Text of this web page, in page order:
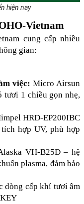
hiện nay
Vietnam
cung cấp nhiều
gian:
việc: Micro Airsun
tươi 1 chiều gọn nhẹ,
HRD-EP200IBC
hợp UV, phù hợp
VH-B25D – hệ
plasma, đảm bảo
dòng cấp khí tươi âm